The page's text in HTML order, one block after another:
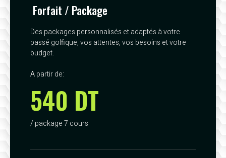
Forfait / Package
Des packages personnalisés et adaptés à votre
passé golfique, vos attentes, vos besoins et votre
budget.
A partir de:
540 DT
/ package 7 cours